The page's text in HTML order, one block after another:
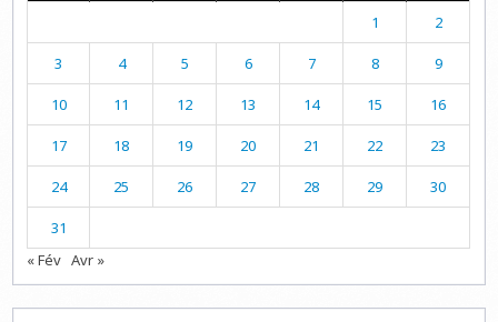
1 2
3 4 5 6 7 8 9
10 11 12 13 14 15 16
17 18 19 20 21 22 23
24 25 26 27 28 29 30
31
« Fév Avr »